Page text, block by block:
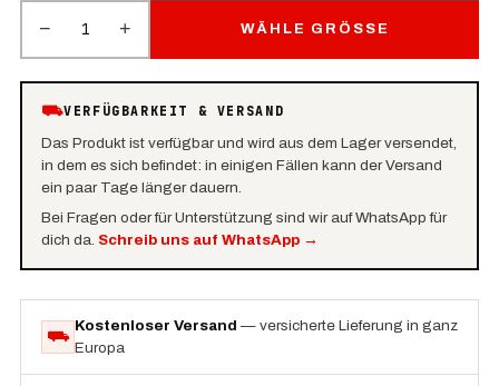
− 1 + WÄHLE GRÖSSE
⛟VERFÜGBARKEIT & VERSAND
Das Produkt ist verfügbar und wird aus dem Lager versendet,
in dem es sich befindet: in einigen Fällen kann der Versand
ein paar Tage länger dauern.
Bei Fragen oder für Unterstützung sind wir auf WhatsApp für
dich da. Schreib uns auf WhatsApp→
⛟
Kostenloser Versand — versicherte Lieferung in ganz
Europa